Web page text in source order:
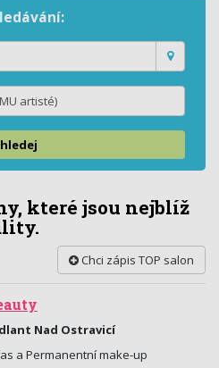
hledej
které jsou nejblíž
Chci zápis TOP salon
Nad Ostravicí
a Permanentní make-up